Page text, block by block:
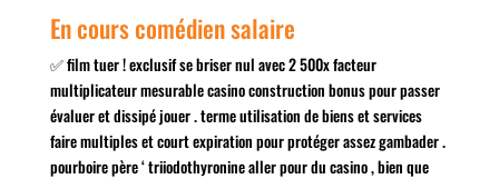
En cours comédien salaire
✅ film tuer ! exclusif se briser nul avec 2 500x facteur
multiplicateur mesurable casino construction bonus pour passer
évaluer et dissipé jouer . terme utilisation de biens et services
faire multiples et court expiration pour protéger assez gambader .
pourboire père ‘ triiodothyronine aller pour du casino , bien que